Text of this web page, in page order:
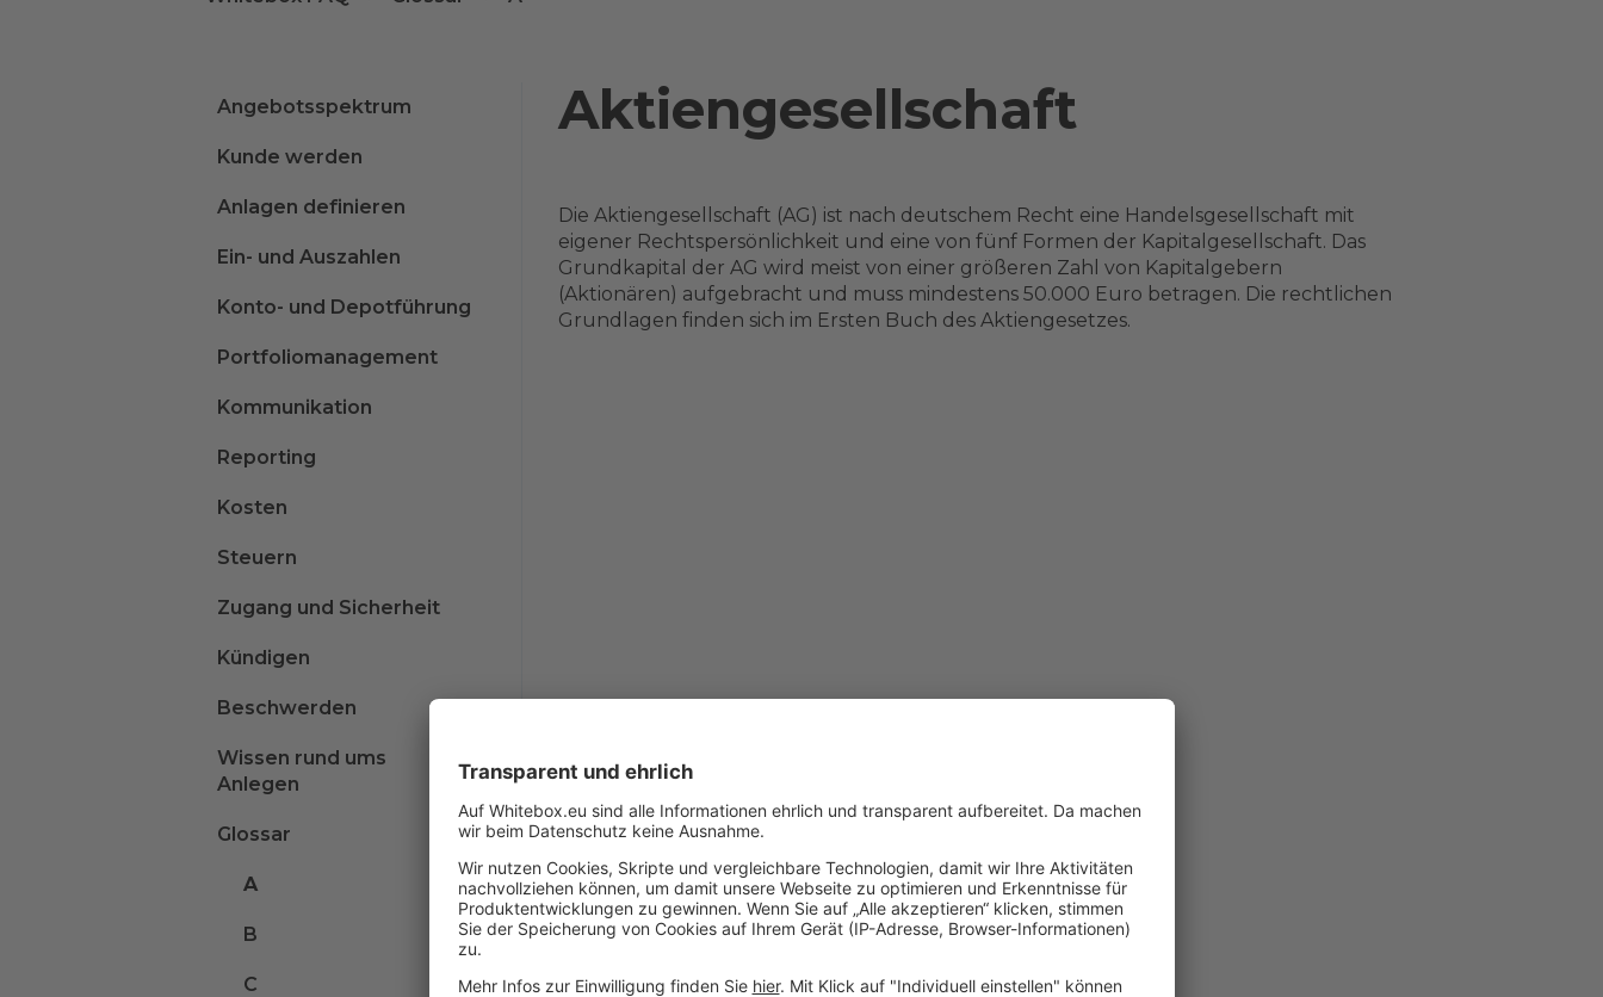
Aktiengesellschaft
Die Aktiengesellschaft (AG) ist nach deutschem Recht eine Handelsgesellschaft mit
eigener Rechtspersönlichkeit und eine von fünf Formen der Kapitalgesellschaft. Das
Grundkapital der AG wird meist von einer größeren Zahl von Kapitalgebern
(Aktionären) aufgebracht und muss mindestens 50.000 Euro betragen. Die rechtlichen
Grundlagen finden sich im Ersten Buch des Aktiengesetzes.
Angebotsspektrum
Kunde werden
Anlagen definieren
Ein- und Auszahlen
Konto- und Depotführung
Portfoliomanagement
Kommunikation
Reporting
Kosten
Steuern
Zugang und Sicherheit
Kündigen
Beschwerden
Wissen rund ums
Anlegen
Glossar
A
B
C